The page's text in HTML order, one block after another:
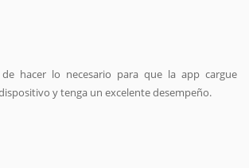
de hacer lo necesario para que la app cargue
y tenga un excelente desempeño.